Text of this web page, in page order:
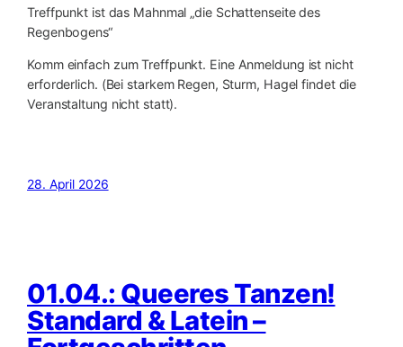
Treffpunkt ist das Mahnmal „die Schattenseite des
Regenbogens“
Komm einfach zum Treffpunkt. Eine Anmeldung ist nicht
erforderlich. (Bei starkem Regen, Sturm, Hagel findet die
Veranstaltung nicht statt).
28. April 2026
01.04.: Queeres Tanzen!
Standard & Latein –